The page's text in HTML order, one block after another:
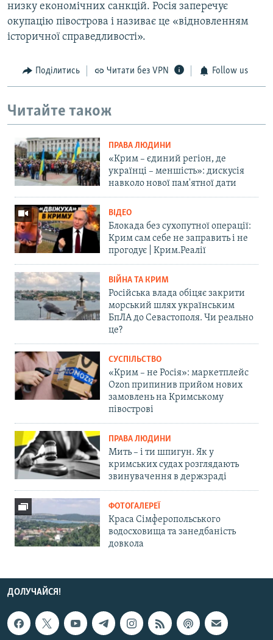
низку економічних санкцій. Росія заперечує
окупацію півострова і називає це «відновленням
історичної справедливості».
Поділитись Читати без VPN Follow us
Читайте також
ПРАВА ЛЮДИНИ
«Крим – єдиний регіон, де
українці – меншість»: дискусія
навколо нової пам'ятної дати
ВІДЕО
Блокада без сухопутної операції:
Крим сам себе не заправить і не
прогодує | Крим.Реалії
ВІЙНА ТА КРИМ
Російська влада обіцяє закрити
морський шлях українським
БпЛА до Севастополя. Чи реально
це?
СУСПІЛЬСТВО
«Крим – не Росія»: маркетплейс
Ozon припинив прийом нових
замовлень на Кримському
півострові
ПРАВА ЛЮДИНИ
Мить – і ти шпигун. Як у
кримських судах розглядають
звинувачення в держзраді
ФОТОГАЛЕРЕЇ
Краса Сімферопольського
водосховища та занедбаність
довкола
ДОЛУЧАЙСЯ!